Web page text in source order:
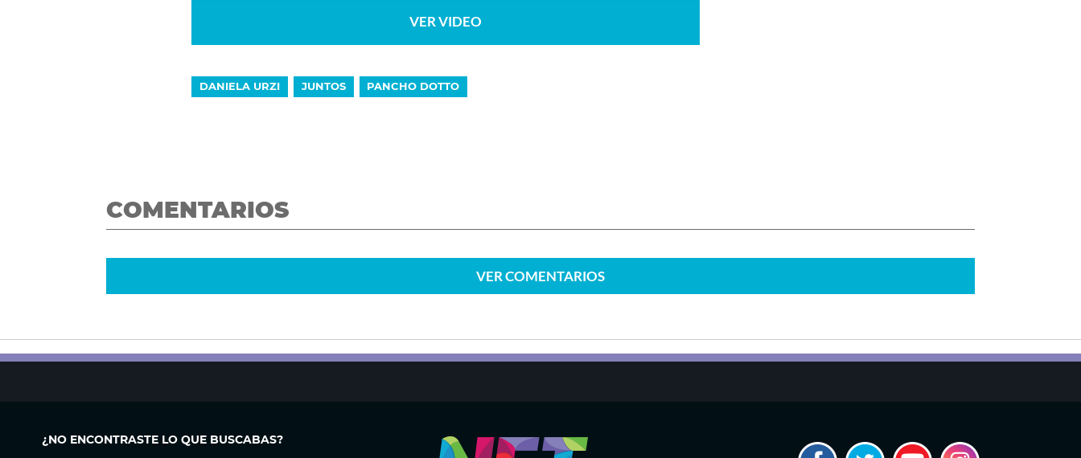
VER VIDEO
DANIELA URZI JUNTOS PANCHO DOTTO
COMENTARIOS
VERCOMENTARIOS
¿NO ENCONTRASTE LO QUE BUSCABAS?